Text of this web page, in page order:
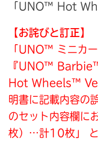
「UNO™ Hot
【お詫びと訂正】
「UNO™ ミニカ
『UNO™
Hot Wheels™
明書に記載内容の
のセット内容欄に
枚）…計10枚」 と